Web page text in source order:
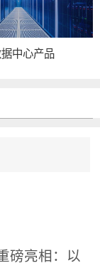
中心产品
磅亮相：以